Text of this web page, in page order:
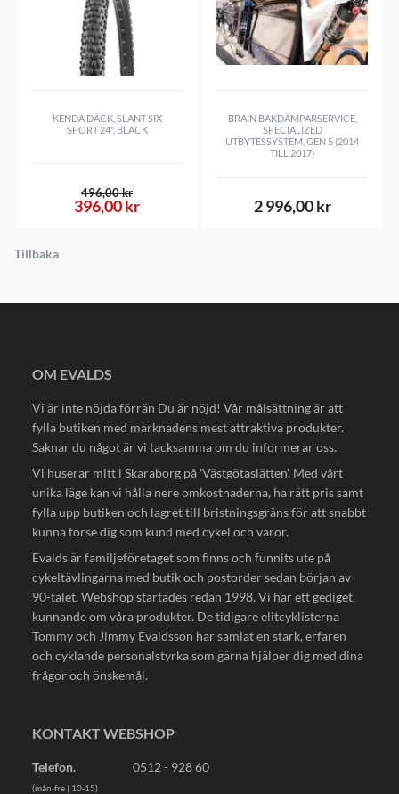
KENDA DÄCK, SLANT SIX
SPORT 24", BLACK
396,00 kr
496,00 kr
BRAIN BAKDÄMPARSERVICE,
SPECIALIZED
UTBYTESSYSTEM, GEN 5 (2014
TILL 2017)
2 996,00 kr
Tillbaka
OM EVALDS
Vi är inte nöjda förrän Du är nöjd! Vår målsättning är att
fylla butiken med marknadens mest attraktiva produkter.
Saknar du något är vi tacksamma om du informerar oss.
Vi huserar mitt i Skaraborg på 'Västgötaslätten'. Med vårt
unika läge kan vi hålla nere omkostnaderna, ha rätt pris samt
fylla upp butiken och lagret till bristningsgräns för att snabbt
kunna förse dig som kund med cykel och varor.
Evalds är familjeföretaget som finns och funnits ute på
cykeltävlingarna med butik och postorder sedan början av
90-talet. Webshop startades redan 1998. Vi har ett gediget
kunnande om våra produkter. De tidigare elitcyklisterna
Tommy och Jimmy Evaldsson har samlat en stark, erfaren
och cyklande personalstyrka som gärna hjälper dig med dina
frågor och önskemål.
KONTAKT WEBSHOP
Telefon. 0512 - 928 60
(mån-fre | 10-15)